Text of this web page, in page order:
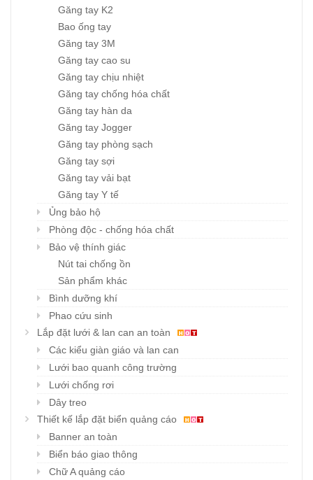
Găng tay K2
Bao ống tay
Găng tay 3M
Găng tay cao su
Găng tay chịu nhiệt
Găng tay chống hóa chất
Găng tay hàn da
Găng tay Jogger
Găng tay phòng sạch
Găng tay sợi
Găng tay vải bạt
Găng tay Y tế
Ủng bảo hộ
Phòng độc - chống hóa chất
Bảo vệ thính giác
Nút tai chống ồn
Sản phẩm khác
Bình dưỡng khí
Phao cứu sinh
Lắp đặt lưới & lan can an toàn
Các kiểu giàn giáo và lan can
Lưới bao quanh công trường
Lưới chống rơi
Dây treo
Thiết kế lắp đặt biển quảng cáo
Banner an toàn
Biển báo giao thông
Chữ A quảng cáo